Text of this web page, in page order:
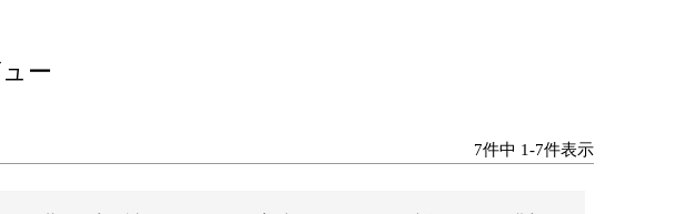
ー
7件中 1-7件表示